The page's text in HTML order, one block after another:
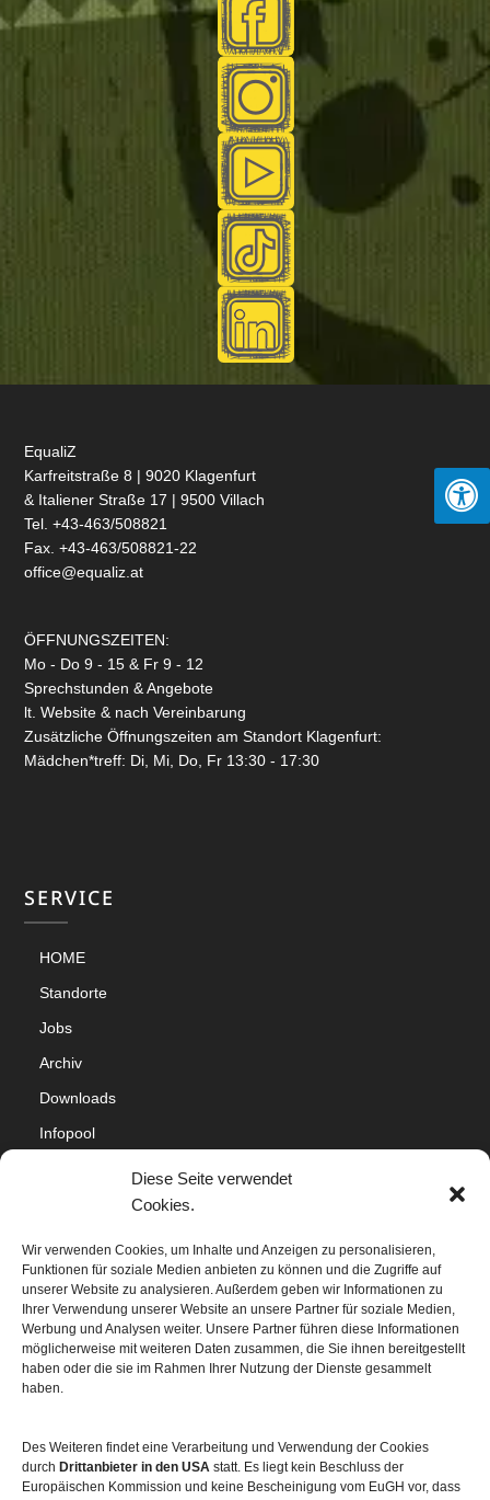
Diese Seite verwendet
Cookies.
Wir verwenden Cookies, um Inhalte und Anzeigen zu personalisieren,
Funktionen für soziale Medien anbieten zu können und die Zugriffe auf
unserer Website zu analysieren. Außerdem geben wir Informationen zu
Ihrer Verwendung unserer Website an unsere Partner für soziale Medien,
Werbung und Analysen weiter. Unsere Partner führen diese Informationen
möglicherweise mit weiteren Daten zusammen, die Sie ihnen bereitgestellt
haben oder die sie im Rahmen Ihrer Nutzung der Dienste gesammelt
haben.
Des Weiteren findet eine Verarbeitung und Verwendung der Cookies
durch Drittanbieter in den USA statt. Es liegt kein Beschluss der
Europäischen Kommission und keine Bescheinigung vom EuGH vor, dass
EqualiZ
Karfreitstraße 8 | 9020 Klagenfurt
& Italiener Straße 17 | 9500 Villach
Tel. +43-463/508821
Fax. +43-463/508821-22
office@equaliz.at
ÖFFNUNGSZEITEN:
Mo - Do 9 - 15 & Fr 9 - 12
Sprechstunden & Angebote
lt. Website & nach Vereinbarung
Zusätzliche Öffnungszeiten am Standort Klagenfurt:
Mädchen*treff: Di, Mi, Do, Fr 13:30 - 17:30
SERVICE
HOME
Standorte
Jobs
Archiv
Downloads
Infopool
Sitemap